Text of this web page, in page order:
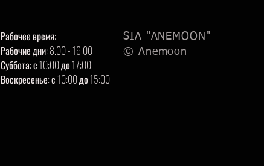
Рабочее время:
Рабочие дни: 8.00 - 19.00
Суббота: с 10:00 до 17:00
Воскресенье: с 10:00 до 15:00.
SIA "ANEMOON"
© Anemoon